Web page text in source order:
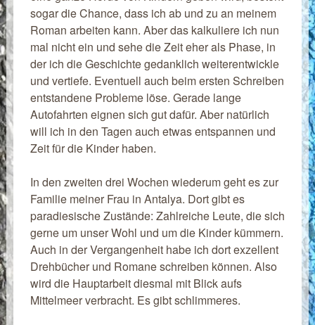
sogar die Chance, dass ich ab und zu an meinem
Roman arbeiten kann. Aber das kalkuliere ich nun
mal nicht ein und sehe die Zeit eher als Phase, in
der ich die Geschichte gedanklich weiterentwickle
und vertiefe. Eventuell auch beim ersten Schreiben
entstandene Probleme löse. Gerade lange
Autofahrten eignen sich gut dafür. Aber natürlich
will ich in den Tagen auch etwas entspannen und
Zeit für die Kinder haben.
In den zweiten drei Wochen wiederum geht es zur
Familie meiner Frau in Antalya. Dort gibt es
paradiesische Zustände: Zahlreiche Leute, die sich
gerne um unser Wohl und um die Kinder kümmern.
Auch in der Vergangenheit habe ich dort exzellent
Drehbücher und Romane schreiben können. Also
wird die Hauptarbeit diesmal mit Blick aufs
Mittelmeer verbracht. Es gibt schlimmeres.